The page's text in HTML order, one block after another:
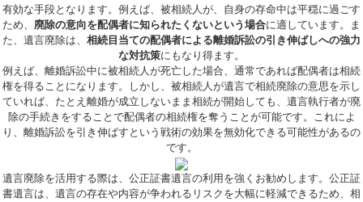
有効な手段となります。例えば、被相続人が、自身の存命中は平穏に過ごす
ため、 廃除の意向を配偶者に知られたくないという場合に適しています。ま
た、遺言廃除は、 相続目当ての配偶者による離婚訴訟の引き伸ばしへの強力
な対抗策にもなり得ます。
例えば、離婚訴訟中に被相続人が死亡した場合、通常であれば配偶者は相続
権を得ることになります。しかし、被相続人が遺言で相続廃除の意思を示し
ていれば、たとえ離婚が成立しないまま相続が開始しても、遺言執行者が廃
除の手続きをすることで配偶者の相続権を奪うことが可能です。これによ
り、離婚訴訟を引き伸ばすという戦術の効果を無効化できる可能性があるの
です。
遺言廃除を活用する際は、公正証書遺言の利用を強くお勧めします。公正証
書遺言は、遺言の存在や内容が争われるリスクを大幅に軽減できるため、相